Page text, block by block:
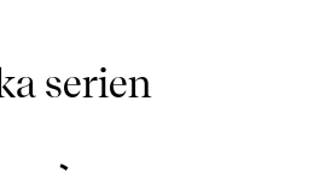
serien